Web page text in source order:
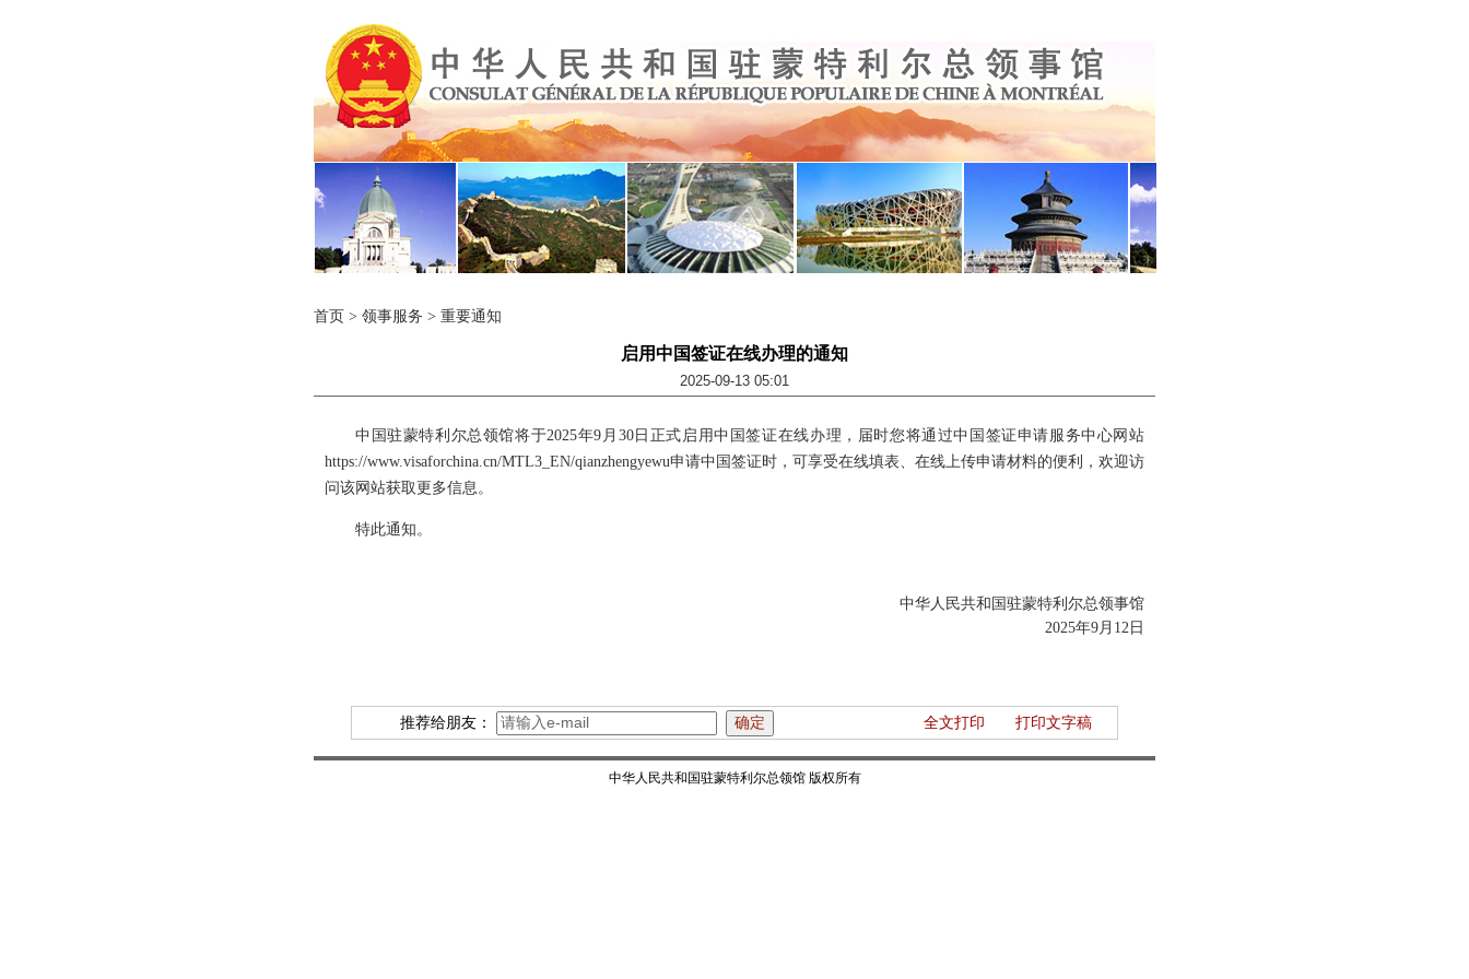
首页 > 领事服务 > 重要通知
启用中国签证在线办理的通知
2025-09-13 05:01
中国驻蒙特利尔总领馆将于2025年9月30日正式启用中国签证在线办理，届时您将通过中国签证申请服务中心网站
https://www.visaforchina.cn/MTL3_EN/qianzhengyewu申请中国签证时，可享受在线填表、在线上传申请材料的便利，欢迎访
问该网站获取更多信息。
特此通知。
中华人民共和国驻蒙特利尔总领事馆
2025年9月12日
推荐给朋友： 全文打印 打印文字稿
中华人民共和国驻蒙特利尔总领馆 版权所有